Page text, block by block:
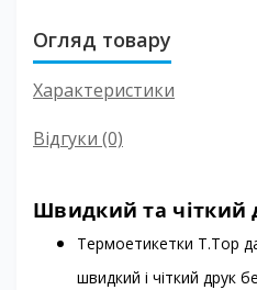
Огляд товару
Характеристики
Відгуки (0)
Швидкий та чіткий
Термоетикетки T.Top
швидкий і чіткий друк